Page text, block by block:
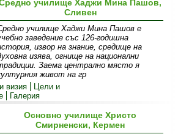
училище Хаджи Мина Пашов,
Сливен
училище Хаджи Мина Пашов е
заведение със 126-годишна
извор на знание, средище на
изява, огнище на национални
Заема централно място я
живот на гр
визия
Цели и
Галерия
Основно училище Христо
Смирненски, Кермен